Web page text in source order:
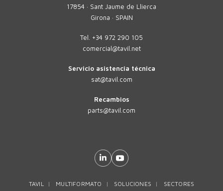
17854 · Sant Jaume de Llierca
Girona · SPAIN
Tel. +34 972 290 105
comercial@tavil.net
Servicio asistencia técnica
sat@tavil.com
Recambios
parts@tavil.com
TAVIL MULTIFORMATO SOLUCIONES
SECTORES